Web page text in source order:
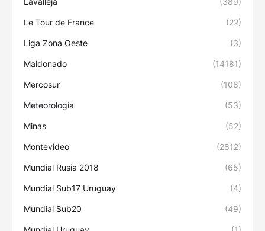
Le Tour de France (22)
Liga Zona Oeste (3)
Maldonado (14181)
Mercosur (108)
Meteorología (53)
Minas (52)
Montevideo (2812)
Mundial Rusia 2018 (65)
Mundial Sub17 Uruguay (4)
Mundial Sub20 (49)